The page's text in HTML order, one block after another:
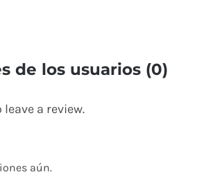
de los usuarios (0)
a review.
aún.